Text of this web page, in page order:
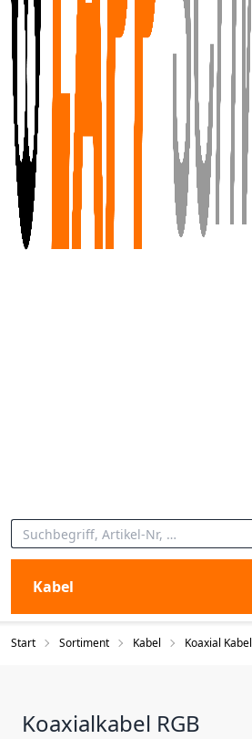
Kabel
Start Sortiment Kabel Koaxial Kabel
Koaxialkabel RGB